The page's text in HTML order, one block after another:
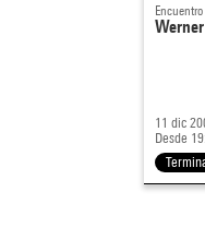
Encuentro
11 dic
Desde